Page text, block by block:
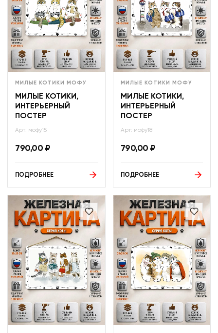
МИЛЫЕ КОТИКИ МОФУ
МИЛЫЕ КОТИКИ,
ИНТЕРЬЕРНЫЙ
ПОСТЕР
Арт: мофу15
790,00 ₽
ПОДРОБНЕЕ
МИЛЫЕ КОТИКИ МОФУ
МИЛЫЕ КОТИКИ,
ИНТЕРЬЕРНЫЙ
ПОСТЕР
Арт: мофу18
790,00 ₽
ПОДРОБНЕЕ